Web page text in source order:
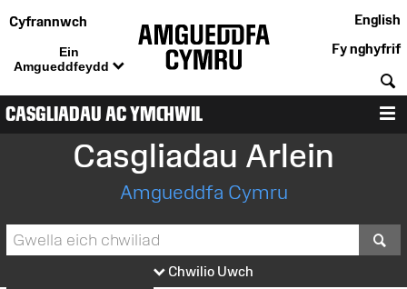
Cyfrannwch
Ein
Amgueddfeydd
English
Fy nghyfrif
CASGLIADAU AC YMCHWIL
Casgliadau Arlein
Amgueddfa Cymru
Chwilio Uwch